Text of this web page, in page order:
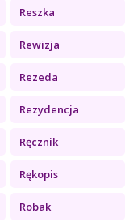
Reszka
Rewizja
Rezeda
Rezydencja
Ręcznik
Rękopis
Robak